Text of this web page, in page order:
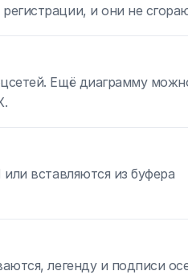
и они не
Ещё диаграмму
вставляются из буфера
легенду и подписи